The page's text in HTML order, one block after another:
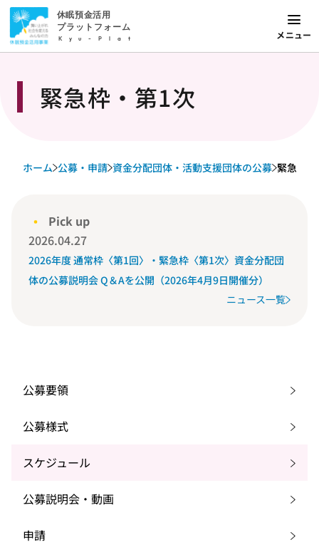
休眠預金活用
プラットフォーム
Kyu-Plat メニュー
緊急枠・第1次
ホーム 公募・申請 資金分配団体・活動支援団体の公募 緊急枠
Pick up
2026.04.27
2026年度 通常枠〈第1回〉・緊急枠〈第1次〉資金分配団
体の公募説明会 Q＆Aを公開（2026年4月9日開催分）
ニュース一覧
公募要領
公募様式
スケジュール
公募説明会・動画
申請